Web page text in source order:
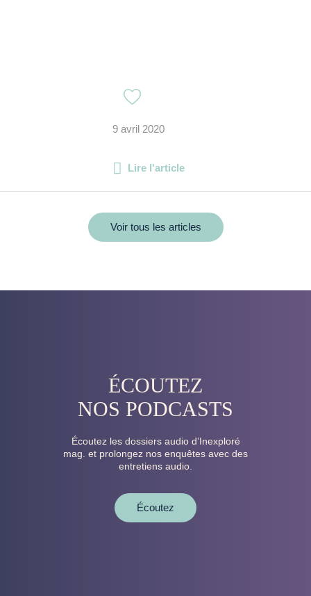
9 avril 2020
Lire l'article
Voir tous les articles
ÉCOUTEZ
NOS PODCASTS
Écoutez les dossiers audio d’Inexploré
mag. et prolongez nos enquêtes avec des
entretiens audio.
Écoutez